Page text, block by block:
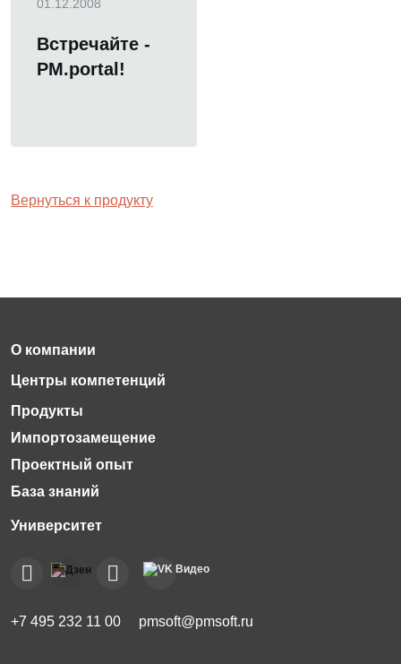
01.12.2008
Встречайте -
PM.portal!
Вернуться к продукту
Импортозамещение
Проектный опыт
База знаний
+7 495 232 11 00 pmsoft@pmsoft.ru